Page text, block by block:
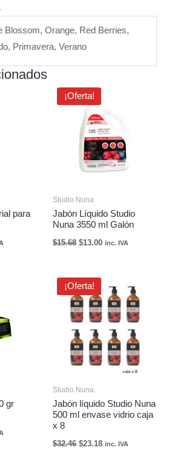
Blossom, Orange, Red Berries,
Primavera, Verano
para
¡Oferta!
Studio Nuna
Jabón Líquido Studio
Nuna 3550 ml Galón
$15.68
El
precio
original
era:
$15.68.
$13.00
es:
$13.00.
inc. IVA
gr
¡Oferta!
Studio Nuna
Jabón líquido Studio Nuna
500 ml envase vidrio caja
x 8
$32.46
El
precio
original
era:
$32.46.
$23.18
precio
actual
es:
$23.18.
inc. IVA